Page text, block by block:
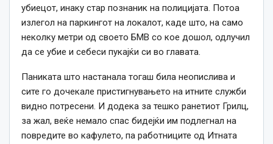
убиецот, инаку стар познаник на полицијата. Потоа
излегол на паркингот на локалот, каде што, на само
неколку метри од своето БМВ со кое дошол, одлучил
да се убие и себеси пукајќи си во главата.
Паниката што настанала тогаш била неопислива и
сите го дочекале пристигнувањето на итните служби
видно потресени. И додека за тешко ранетиот Грилц,
за жал, веќе немало спас бидејќи им подлегнал на
повредите во кафулето, па работниците од Итната